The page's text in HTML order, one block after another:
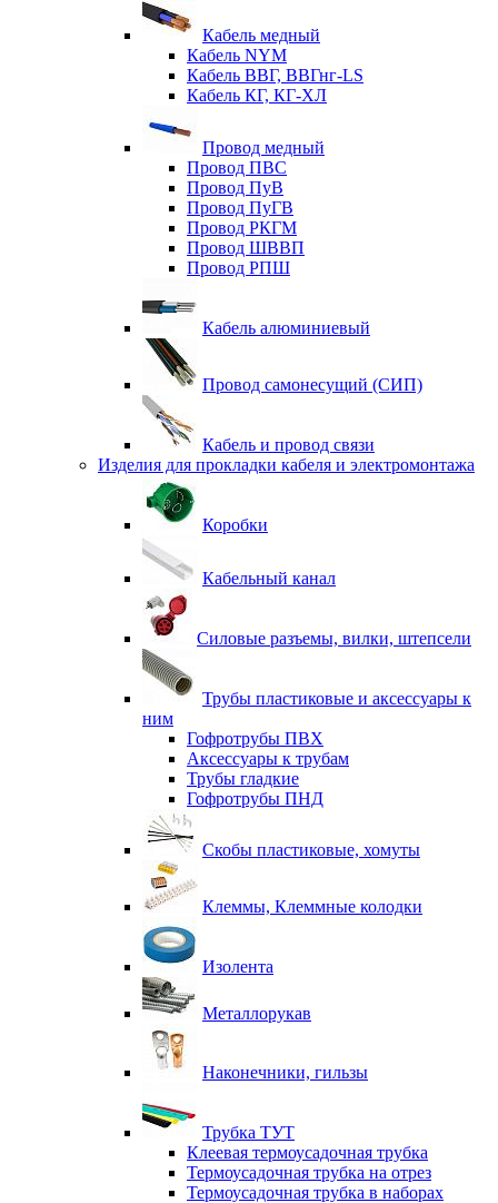
Кабель медный
Кабель NYM
Кабель ВВГ, ВВГнг-LS
Кабель КГ, КГ-ХЛ
Провод медный
Провод ПВС
Провод ПуВ
Провод ПуГВ
Провод РКГМ
Провод ШВВП
Провод РПШ
Кабель алюминиевый
Провод самонесущий (СИП)
Кабель и провод связи
Изделия для прокладки кабеля и электромонтажа
Коробки
Кабельный канал
Силовые разъемы, вилки, штепсели
Трубы пластиковые и аксессуары к
ним
Гофротрубы ПВХ
Аксессуары к трубам
Трубы гладкие
Гофротрубы ПНД
Скобы пластиковые, хомуты
Клеммы, Клеммные колодки
Изолента
Металлорукав
Наконечники, гильзы
Трубка ТУТ
Клеевая термоусадочная трубка
Термоусадочная трубка на отрез
Термоусадочная трубка в наборах